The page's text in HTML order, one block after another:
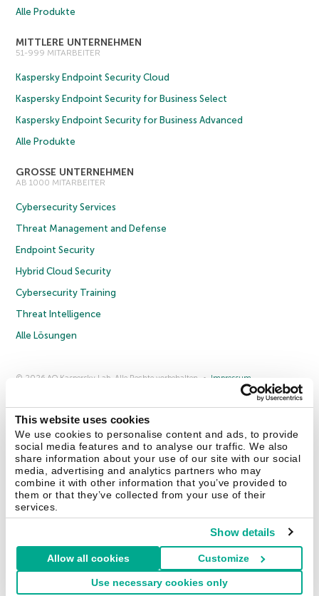
This website uses cookies
We use cookies to personalise content and ads, to provide
social media features and to analyse our traffic. We also
share information about your use of our site with our social
media, advertising and analytics partners who may
combine it with other information that you’ve provided to
them or that they’ve collected from your use of their
services.
Show details
Allow all cookies Customize
Use necessary cookies only
Alle Produkte
MITTLERE UNTERNEHMEN
51-999 MITARBEITER
Kaspersky Endpoint Security Cloud
Kaspersky Endpoint Security for Business Select
Kaspersky Endpoint Security for Business Advanced
Alle Produkte
GROSSE UNTERNEHMEN
AB 1000 MITARBEITER
Cybersecurity Services
Threat Management and Defense
Endpoint Security
Hybrid Cloud Security
Cybersecurity Training
Threat Intelligence
Alle Lösungen
© 2026 AO Kaspersky Lab. Alle Rechte vorbehalten.
Impressum
Lizenzvereinbarung B2B
Anmeldung zum Newsletter für B2B-Vertriebspartner
Kontakt Über uns Partner Blog
Weitere Informationen
Pressemitteilungen
Securelist Eugene Personal Blog Enzyklopädie
Deutschland & Schweiz